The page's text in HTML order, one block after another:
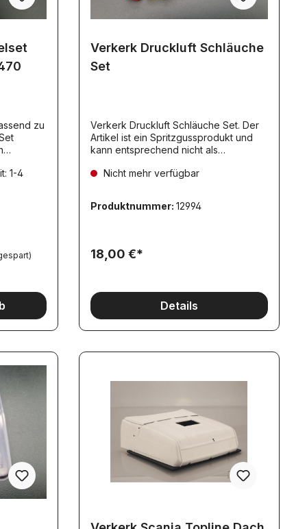
zu
Inkl.
1-4
Verkerk Druckluft Schläuche
Set
Verkerk Druckluft Schläuche Set. Der
Artikel ist ein Spritzgussprodukt und
kann entsprechend nicht als
Nicht mehr verfügbar
Produktnummer: 12994
18,00 €*
Details